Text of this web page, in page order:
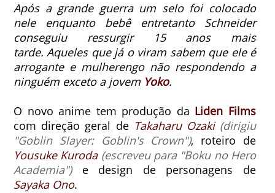
Após a grande guerra um selo foi colocado
nele enquanto bebê entretanto Schneider
conseguiu ressurgir 15 anos mais
tarde.Aqueles que já o viram sabem que ele é
arrogante e mulherengo não respondendo a
ninguém exceto a jovem Yoko.
O novo anime tem produção da Liden Films
com direção geral de Takaharu Ozaki (dirigiu
"Goblin Slayer: Goblin's Crown"), roteiro de
Yousuke Kuroda (escreveu para "Boku no Hero
Academia")e design de personagens de
Sayaka Ono.